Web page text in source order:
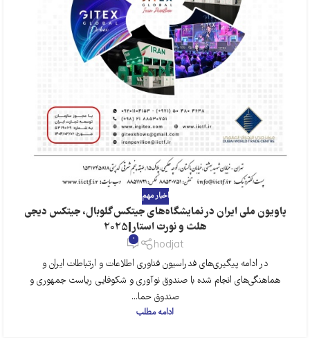
اخبار مهم
پاویون ملی ایران در نمایشگاه‌های جیتکس گلوبال، جیتکس دیجی
هلث و نورث استار|2025
hodjat
0
در ادامه پیگیری‌های فدراسیون فناوری اطلاعات و ارتباطات ایران و
هماهنگی‌های انجام شده با صندوق نوآوری و شکوفایی ریاست جمهوری و
صندوق حما...
ادامه مطلب